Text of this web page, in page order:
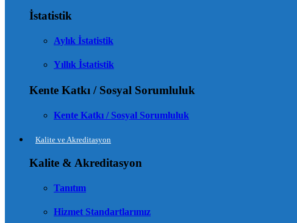
İstatistik
Aylık İstatistik
Yıllık İstatistik
Kente Katkı / Sosyal Sorumluluk
Kente Katkı / Sosyal Sorumluluk
Kalite ve Akreditasyon
Kalite & Akreditasyon
Tanıtım
Hizmet Standartlarımız